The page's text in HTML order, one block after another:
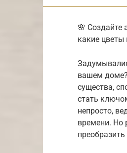
🌸 Создайте
какие цветы
вашем
существа,
стать
непросто,
времени. Но